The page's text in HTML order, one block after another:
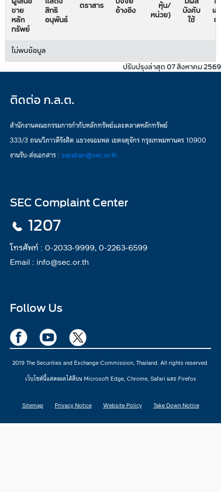
ขาย
หลัก
ทรัพย์
สิทธิ
อนุพันธ์
ตราสาร
อ้างอิง
หุ้น/
หน่วย)
บังคับ
ใช้
เ
ข
ไม่พบข้อมูล
ปรับปรุงล่าสุด 07 สิงหาคม 2569
ติดต่อ ก.ล.ต.
สำนักงานคณะกรรมการกำกับหลักทรัพย์และตลาดหลักทรัพย์
333/3 ถนนวิภาวดีรังสิต แขวงจอมพล เขตจตุจักร กรุงเทพมหานคร 10900
งานรับ-ส่งเอกสาร : saraban@sec.or.th
SEC Complaint Center
1207
โทรศัพท์ : 0-2033-9999, 0-2263-6599
Email : info@sec.or.th
Follow Us
2019 The Securities and Exchange Commission, Thailand. All rights reserved.
เว็บไซต์นี้แสดงผลได้ดีบน Microsoft Edge, Chrome, Safari และ Firefox
Sitemap Privacy Notice Website Policy Take Down Notice